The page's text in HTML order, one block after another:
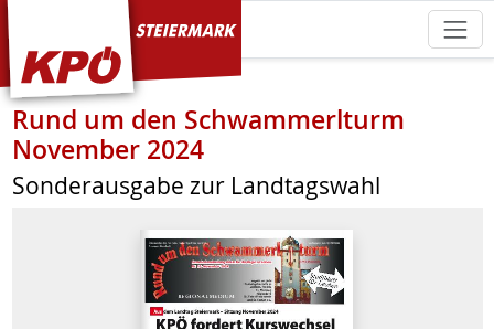
KPÖ Steiermark
Rund um den Schwammerlturm
November 2024
Sonderausgabe zur Landtagswahl